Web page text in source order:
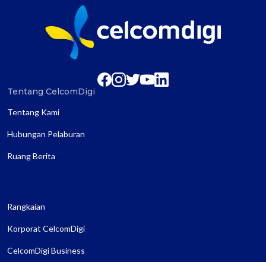
Tentang CelcomDigi
Tentang Kami
Hubungan Pelaburan
Ruang Berita
Rangkaian
Korporat CelcomDigi
CelcomDigi Business